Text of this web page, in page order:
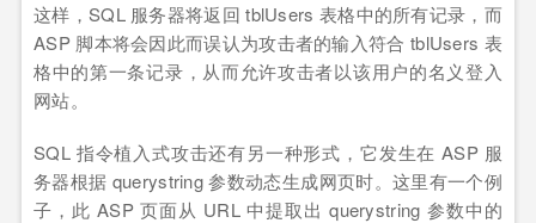
这样，SQL 服务器将返回 tblUsers 表格中的所有记录，而
ASP 脚本将会因此而误认为攻击者的输入符合 tblUsers 表
格中的第一条记录，从而允许攻击者以该用户的名义登入
网站。
SQL 指令植入式攻击还有另一种形式，它发生在 ASP 服
务器根据 querystring 参数动态生成网页时。这里有一个例
子，此 ASP 页面从 URL 中提取出 querystring 参数中的